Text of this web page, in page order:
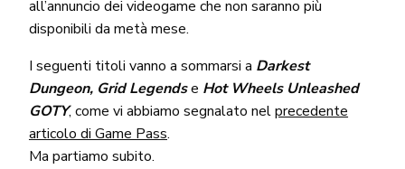
all’annuncio dei videogame che non saranno più
disponibili da metà mese.
I seguenti titoli vanno a sommarsi a Darkest
Dungeon, Grid Legendse Hot Wheels Unleashed
GOTY, come vi abbiamo segnalato nelprecedente
articolo di Game Pass.
Ma partiamo subito.